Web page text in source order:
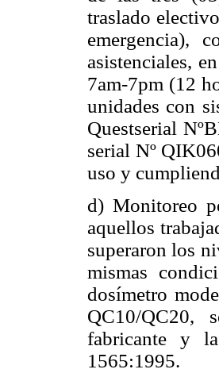
traslado
emergencia),
asistenciales,
7am-7pm (12
unidades con
Questserial
serial Nº
uso y
d) Monitoreo
aquellos
superaron los
mismas
dosímetro
QC10/QC20,
fabricante y
1565:1995.